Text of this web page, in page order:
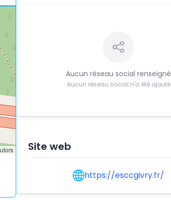
Aucun réseau social renseigné
Aucun réseau social n'a été ajouté
Site web
https://esccgivry.fr/